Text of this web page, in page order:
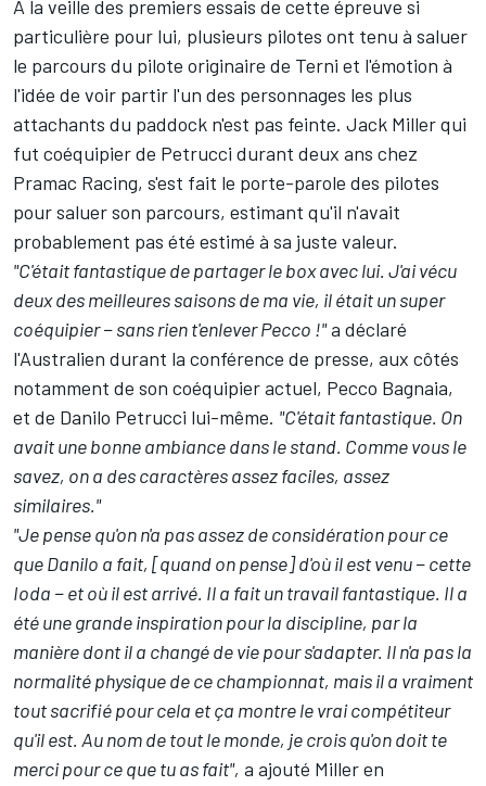
À la veille des premiers essais de cette épreuve si
particulière pour lui, plusieurs pilotes ont tenu à saluer
le parcours du pilote originaire de Terni et l'émotion à
l'idée de voir partir l'un des personnages les plus
attachants du paddock n'est pas feinte. Jack Millerqui
fut coéquipier de Petrucci durant deux ans chez
Pramac Racing, s'est fait le porte-parole des pilotes
pour saluer son parcours, estimant qu'il n'avait
probablement pas été estimé à sa juste valeur.
"C'était fantastique de partager le box avec lui. J'ai vécu
deux des meilleures saisons de ma vie, il était un super
coéquipier − sans rien t'enlever Pecco !"a déclaré
l'Australien durant la conférence de presse, aux côtés
notamment de son coéquipier actuel, Pecco Bagnaia,
et de Danilo Petrucci lui-même. "C'était fantastique. On
avait une bonne ambiance dans le stand. Comme vous le
savez, on a des caractères assez faciles, assez
similaires."
"Je pense qu'on n'a pas assez de considération pour ce
que Danilo a fait, [quand on pense] d'où il est venu − cette
Ioda − et où il est arrivé. Il a fait un travail fantastique. Il a
été une grande inspiration pour la discipline, par la
manière dont il a changé de vie pour s'adapter. Il n'a pas la
normalité physique de ce championnat, mais il a vraiment
tout sacrifié pour cela et ça montre le vrai compétiteur
qu'il est. Au nom de tout le monde, je crois qu'on doit te
merci pour ce que tu as fait", a ajouté Miller en